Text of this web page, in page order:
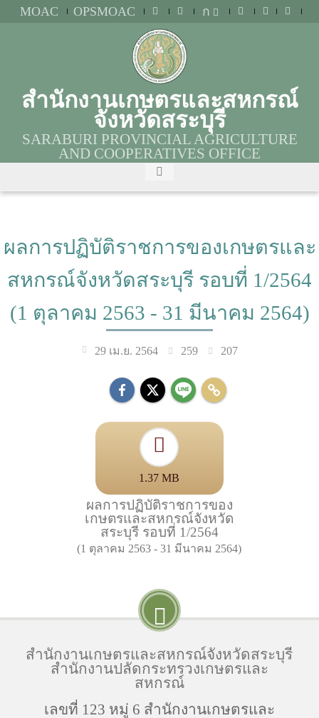
MOAC OPSMOAC ก
สำนักงานเกษตรและสหกรณ์
จังหวัดสระบุรี
SARABURI PROVINCIAL AGRICULTURE
AND COOPERATIVES OFFICE
ผลการปฏิบัติราชการของเกษตรและ
สหกรณ์จังหวัดสระบุรี รอบที่ 1/2564
(1 ตุลาคม 2563 - 31 มีนาคม 2564)
29 เม.ย. 2564 259 207
1.37 MB
ผลการปฏิบัติราชการของ
เกษตรและสหกรณ์จังหวัด
สระบุรี รอบที่ 1/2564
(1 ตุลาคม 2563 - 31 มีนาคม 2564)
สำนักงานเกษตรและสหกรณ์จังหวัดสระบุรี
สำนักงานปลัดกระทรวงเกษตรและ
สหกรณ์
เลขที่ 123 หมู่ 6 สำนักงานเกษตรและ